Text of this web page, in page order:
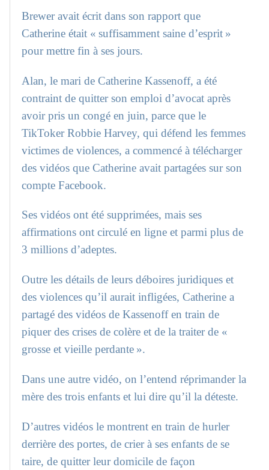
Brewer avait écrit dans son rapport que
Catherine était « suffisamment saine d’esprit »
pour mettre fin à ses jours.
Alan, le mari de Catherine Kassenoff, a été
contraint de quitter son emploi d’avocat après
avoir pris un congé en juin, parce que le
TikToker Robbie Harvey, qui défend les femmes
victimes de violences, a commencé à télécharger
des vidéos que Catherine avait partagées sur son
compte Facebook.
Ses vidéos ont été supprimées, mais ses
affirmations ont circulé en ligne et parmi plus de
3 millions d’adeptes.
Outre les détails de leurs déboires juridiques et
des violences qu’il aurait infligées, Catherine a
partagé des vidéos de Kassenoff en train de
piquer des crises de colère et de la traiter de «
grosse et vieille perdante ».
Dans une autre vidéo, on l’entend réprimander la
mère des trois enfants et lui dire qu’il la déteste.
D’autres vidéos le montrent en train de hurler
derrière des portes, de crier à ses enfants de se
taire, de quitter leur domicile de façon